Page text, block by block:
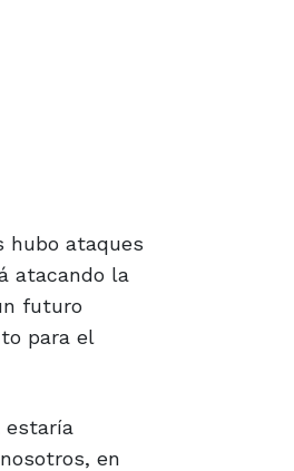
hubo ataques
atacando la
futuro
para el
estaría
en